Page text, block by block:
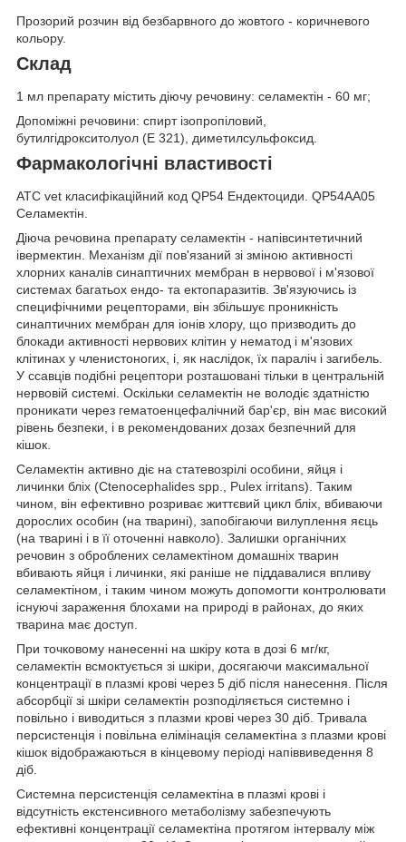
Прозорий розчин від безбарвного до жовтого - коричневого
кольору.
Склад
1 мл препарату містить діючу речовину: селамектін - 60 мг;
Допоміжні речовини: спирт ізопропіловий,
бутилгідрокситолуол (Е 321), диметилсульфоксид.
Фармакологічні властивості
ATC vet класифікаційний код QP54 Ендектоциди. QP54AA05
Селамектін.
Діюча речовина препарату селамектін - напівсинтетичний
івермектин. Механізм дії пов'язаний зі зміною активності
хлорних каналів синаптичних мембран в нервової і м'язової
системах багатьох ендо- та ектопаразитів. Зв'язуючись із
специфічними рецепторами, він збільшує проникність
синаптичних мембран для іонів хлору, що призводить до
блокади активності нервових клітин у нематод і м'язових
клітинах у членистоногих, і, як наслідок, їх параліч і загибель.
У ссавців подібні рецептори розташовані тільки в центральній
нервовій системі. Оскільки селамектін не володіє здатністю
проникати через гематоенцефалічний бар'єр, він має високий
рівень безпеки, і в рекомендованих дозах безпечний для
кішок.
Селамектін активно діє на статевозрілі особини, яйця і
личинки бліх (Ctenocephalides spp., Pulex irritans). Таким
чином, він ефективно розриває життєвий цикл бліх, вбиваючи
дорослих особин (на тварині), запобігаючи вилуплення яєць
(на тварині і в її оточенні навколо). Залишки органічних
речовин з оброблених селамектіном домашніх тварин
вбивають яйця і личинки, які раніше не піддавалися впливу
селамектіном, і таким чином можуть допомогти контролювати
існуючі зараження блохами на природі в районах, до яких
тварина має доступ.
При точковому нанесенні на шкіру кота в дозі 6 мг/кг,
селамектін всмоктується зі шкіри, досягаючи максимальної
концентрації в плазмі крові через 5 діб після нанесення. Після
абсорбції зі шкіри селамектін розподіляється системно і
повільно і виводиться з плазми крові через 30 діб. Тривала
персистенція і повільна елімінація селамектіна з плазми крові
кішок відображаються в кінцевому періоді напіввиведення 8
діб.
Системна персистенція селамектіна в плазмі крові і
відсутність екстенсивного метаболізму забезпечують
ефективні концентрації селамектіна протягом інтервалу між